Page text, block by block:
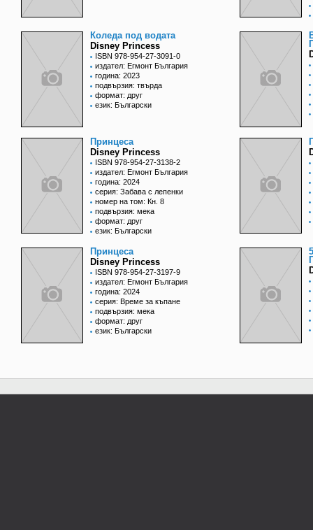
Коледа под водата
Disney Princess
ISBN 978-954-27-3091-0
издател: Егмонт България
година: 2023
подвързия: твърда
формат: друг
език: Български
Принцеса
Disney Princess
ISBN 978-954-27-3138-2
издател: Егмонт България
година: 2024
серия: Забава с лепенки
номер на том: Кн. 8
подвързия: мека
формат: друг
език: Български
Принцеса
Disney Princess
ISBN 978-954-27-3197-9
издател: Егмонт България
година: 2024
серия: Време за къпане
подвързия: мека
формат: друг
език: Български